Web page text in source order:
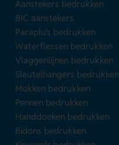
Aanstekers bedrukken
BIC aanstekers
Paraplu's bedrukken
Waterflessen bedrukken
Vlaggenlijnen bedrukken
Sleutelhangers bedrukken
Mokken bedrukken
Pennen bedrukken
Handdoeken bedrukken
Bidons bedrukken